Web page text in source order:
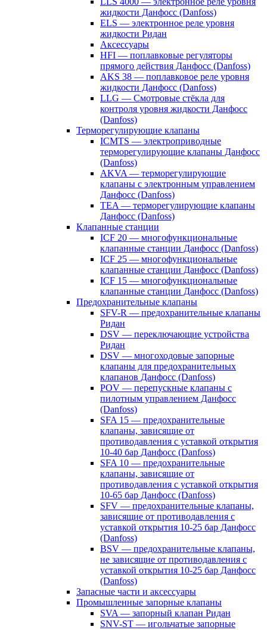
жидкости Данфосс (Danfoss)
ELS — электронное реле уровня
жидкости Ридан
Аксессуары
HFI — поплавковые регуляторы
прямого действия Данфосс (Danfoss)
AKS 38 — поплавковое реле уровня
жидкости Данфосс (Danfoss)
LLG — Смотровые стёкла для
контроля уровня жидкости Данфосс
(Danfoss)
Терморегулирующие клапаны
ICMTS — электроприводные
терморегулирующие клапаны Данфосс
(Danfoss)
AKVA — терморегулирующие
клапаны с электронным управлением
Данфосс (Danfoss)
TEA — терморегулирующие клапаны
Данфосс (Danfoss)
Клапанные станции
ICF 20 — многофункциональные
клапанные станции Данфосс (Danfoss)
ICF 25 — многофункциональные
клапанные станции Данфосс (Danfoss)
ICF 15 — многофункциональные
клапанные станции Данфосс (Danfoss)
Предохранительные клапаны
SFV-R — предохранительные клапаны
Ридан
DSV — переключающие устройства
Ридан
DSV — многоходовые запорные
клапаны для предохранительных
клапанов Данфосс (Danfoss)
POV — перепускные клапаны с
пилотным управлением Данфосс
(Danfoss)
SFA 15 — предохранительные
клапаны, зависящие от
противодавления с уставкой открытия
10-40 бар Данфосс (Danfoss)
SFA 10 — предохранительные
клапаны, зависящие от
противодавления с уставкой открытия
10-65 бар Данфосс (Danfoss)
SFV — предохранительные клапаны,
зависящие от противодавления с
уставкой открытия 10-25 бар Данфосс
(Danfoss)
BSV — предохранительные клапаны,
не зависящие от противодавления с
уставкой открытия 10-25 бар Данфосс
(Danfoss)
Запасные части и аксессуары
Промышленные запорные клапаны
SVA — запорный клапан Ридан
SNV-ST — игольчатые запорные